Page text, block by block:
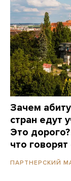
Зачем
стран едут
Это
что
ПАРТНЕРСКИЙ